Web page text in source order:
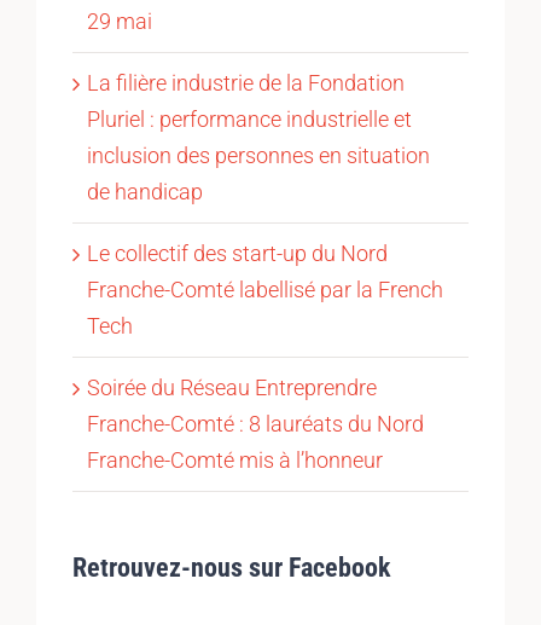
29 mai
La filière industrie de la Fondation
Pluriel : performance industrielle et
inclusion des personnes en situation
de handicap
Le collectif des start-up du Nord
Franche-Comté labellisé par la French
Tech
Soirée du Réseau Entreprendre
Franche-Comté : 8 lauréats du Nord
Franche-Comté mis à l’honneur
Retrouvez-nous sur Facebook